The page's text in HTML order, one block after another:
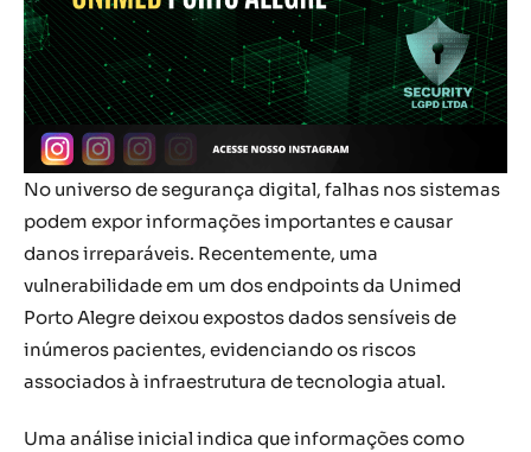
No universo de segurança digital, falhas nos sistemas
podem expor informações importantes e causar
danos irreparáveis. Recentemente, uma
vulnerabilidade em um dos endpoints da Unimed
Porto Alegre deixou expostos dados sensíveis de
inúmeros pacientes, evidenciando os riscos
associados à infraestrutura de tecnologia atual.
Uma análise inicial indica que informações como